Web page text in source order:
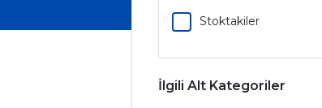
Stoktakiler
İlgili Alt Kategoriler